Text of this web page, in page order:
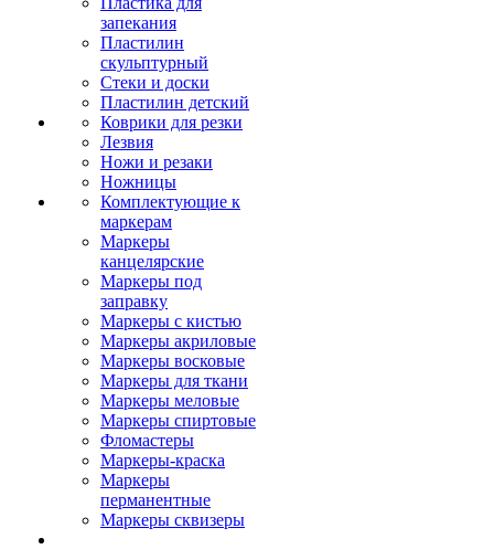
запекания
Пластилин
скульптурный
Стеки и доски
Пластилин детский
Коврики для резки
Лезвия
Ножи и резаки
Ножницы
Комплектующие к
маркерам
Маркеры
канцелярские
Маркеры под
заправку
Маркеры с кистью
Маркеры акриловые
Маркеры восковые
Маркеры для ткани
Маркеры меловые
Маркеры спиртовые
Фломастеры
Маркеры-краска
Маркеры
перманентные
Маркеры сквизеры